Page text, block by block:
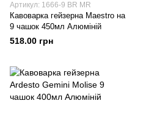
Артикул: 1666-9 BR MR
Кавоварка гейзерна Maestro на
9 чашок 450мл Алюміній
518.00 грн